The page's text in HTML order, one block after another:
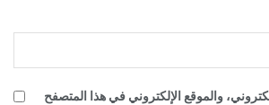
والموقع الإلكتروني في هذا المتصفح